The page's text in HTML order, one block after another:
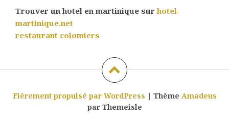
Trouver un hotel en martinique surhotel-
martinique.net
restaurant colomiers
Fièrement propulsé par WordPress | Thème Amadeus
par Themeisle